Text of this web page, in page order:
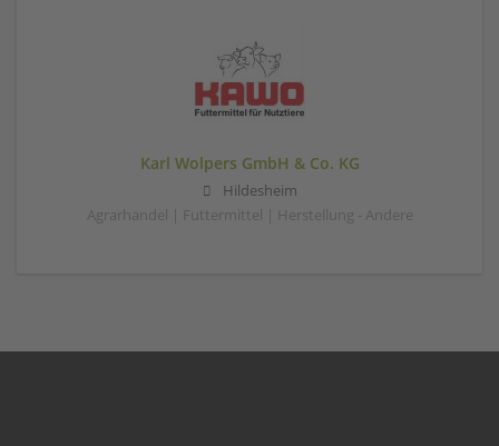
Karl Wolpers GmbH & Co. KG
Hildesheim
Agrarhandel | Futtermittel | Herstellung - Andere